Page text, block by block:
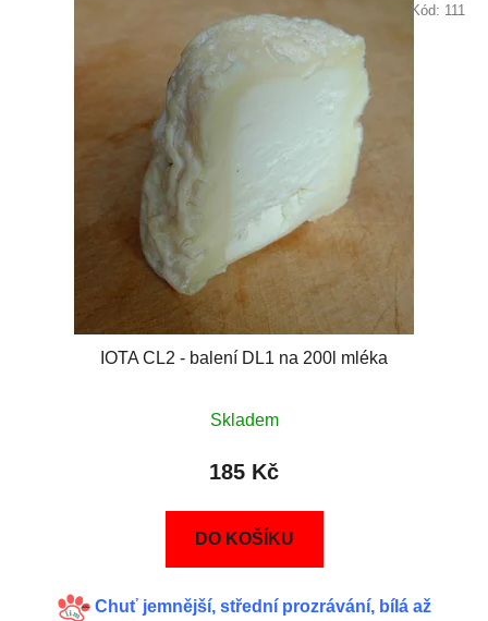
IOTA CL2 - balení DL1 na 200l mléka
Skladem
185 Kč
DO KOŠÍKU
Chuť jemnější, střední prozrávání, bílá až
Kód: 111